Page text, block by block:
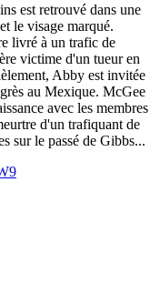
est retrouvé dans une
le visage marqué.
livré à un trafic de
victime d'un tueur en
Abby est invitée
au Mexique. McGee
avec les membres
d'un trafiquant de
sur le passé de Gibbs...